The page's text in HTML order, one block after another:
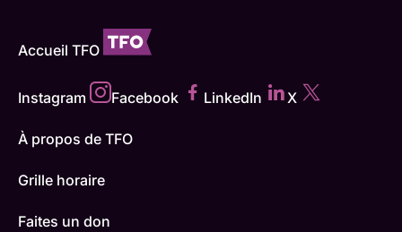
Accueil TFO
Instagram Facebook LinkedIn X
À propos de TFO
Grille horaire
Faites un don